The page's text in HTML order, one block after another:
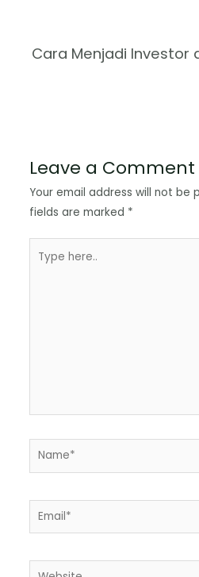
Cara Menjadi Investor
Leave a Comment
Your email address will not be
fields are marked *